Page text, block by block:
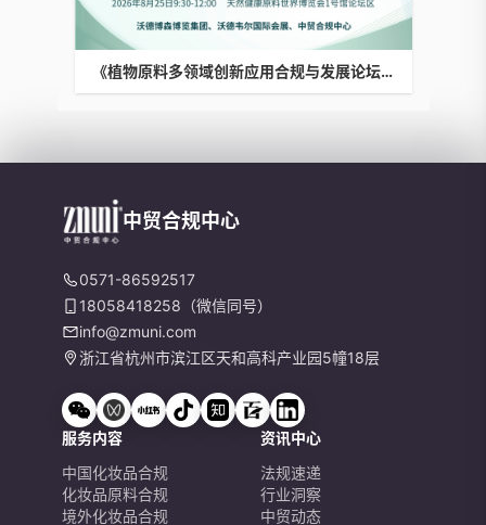
《植物原料多领域创新应用合规与发展论坛》
中贸合规中心
0571-86592517
18058418258（微信同号）
info@zmuni.com
浙江省杭州市滨江区天和高科产业园5幢18层
服务内容
中国化妆品合规
化妆品原料合规
境外化妆品合规
资讯中心
法规速递
行业洞察
中贸动态